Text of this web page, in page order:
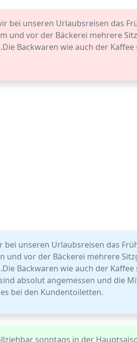
bei unseren Urlaubsreisen das
und vor der Bäckerei mehrere
Backwaren wie auch der
bei unseren Urlaubsreisen das
und vor der Bäckerei mehrere
Backwaren wie auch der
absolut angemessen und die
bei den Kundentoiletten.
sonntags in der